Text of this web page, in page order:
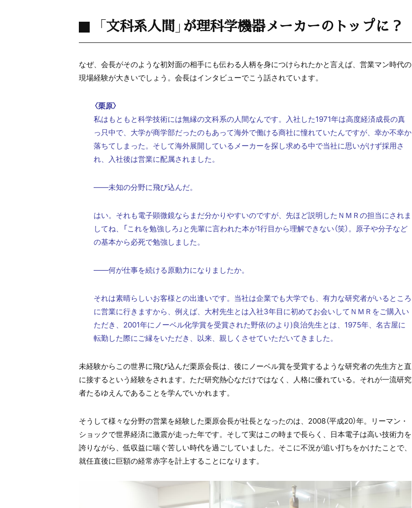
「文科系人間」が理科学機器メーカーのトップに？
なぜ、会長がそのような初対面の相手にも伝わる人柄を身につけられたかと言えば、営業マン時代の
現場経験が大きいでしょう。会長はインタビューでこう話されています。
〈栗原〉
私はもともと科学技術には無縁の文科系の人間なんです。入社した1971年は高度経済成長の真
っ只中で、大学が商学部だったのもあって海外で働ける商社に憧れていたんですが、幸か不幸か
落ちてしまった。そして海外展開しているメーカーを探し求める中で当社に思いがけず採用さ
れ、入社後は営業に配属されました。
——未知の分野に飛び込んだ。
はい。それも電子顕微鏡ならまだ分かりやすいのですが、先ほど説明したＮＭＲの担当にされま
してね、「これを勉強しろ」と先輩に言われた本が1行目から理解できない（笑）。原子や分子など
の基本から必死で勉強しました。
——何が仕事を続ける原動力になりましたか。
それは素晴らしいお客様との出逢いです。当社は企業でも大学でも、有力な研究者がいるところ
に営業に行きますから、例えば、大村先生とは入社3年目に初めてお会いしてＮＭＲをご購入い
ただき、2001年にノーベル化学賞を受賞された野依(のより)良治先生とは、1975年、名古屋に
転勤した際にご縁をいただき、以来、親しくさせていただいてきました。
未経験からこの世界に飛び込んだ栗原会長は、後にノーベル賞を受賞するような研究者の先生方と直
に接するという経験をされます。ただ研究熱心なだけではなく、人格に優れている。それが一流研究
者たるゆえんであることを学んでいかれます。
そうして様々な分野の営業を経験した栗原会長が社長となったのは、2008（平成20）年。リーマン・
ショックで世界経済に激震が走った年です。そして実はこの時まで長らく、日本電子は高い技術力を
誇りながら、低収益に喘ぐ苦しい時代を過ごしていました。そこに不況が追い打ちをかけたことで、
就任直後に巨額の経常赤字を計上することになります。